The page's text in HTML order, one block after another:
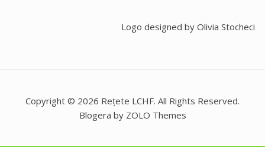
Logo designed by Olivia Stocheci
Copyright © 2026 Rețete LCHF. All Rights Reserved.
Blogera by ZOLO Themes